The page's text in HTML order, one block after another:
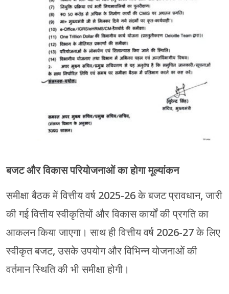
बजट और विकास परियोजनाओं का होगा मूल्यांकन
समीक्षा बैठक में वित्तीय वर्ष 2025-26 के बजट प्रावधान, जारी
की गई वित्तीय स्वीकृतियों और विकास कार्यों की प्रगति का
आकलन किया जाएगा। साथ ही वित्तीय वर्ष 2026-27 के लिए
स्वीकृत बजट, उसके उपयोग और विभिन्न योजनाओं की
वर्तमान स्थिति की भी समीक्षा होगी।